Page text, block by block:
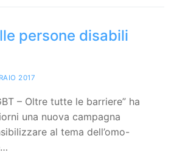
persone disabili
2017
– Oltre tutte le barriere” ha
una nuova campagna
al tema dell’omo-